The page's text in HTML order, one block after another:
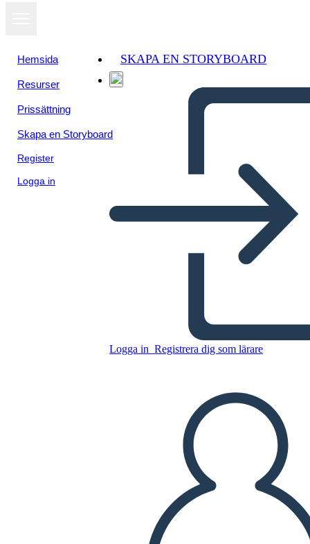
Hemsida
Resurser
Prissättning
Skapa en Storyboard
Register
Logga in
SKAPA EN STORYBOARD
Logga in Registrera dig som lärare
Ethos Pathos Logos Mall
Kopiera denna storyboard
SKAPA EN STORYBOARD
SPELA UPP BILDSPEL
LÄS FÖR MIG